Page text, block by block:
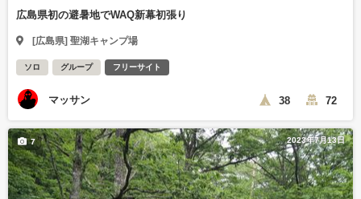
広島県初の避暑地でWAQ新幕初張り
[広島県] 聖湖キャンプ場
ソロ グループ フリーサイト
マッサン 38 72
2023年7月13日
7